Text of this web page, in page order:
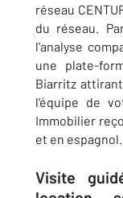
réseau
du réseau.
l'analyse
une plate-
Biarritz
l’équipe de
Immobilier
et en espagnol.
Visite